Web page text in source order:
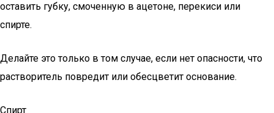
оставить губку, смоченную в ацетоне, перекиси или
спирте.
Делайте это только в том случае, если нет опасности, что
растворитель повредит или обесцветит основание.
Спирт